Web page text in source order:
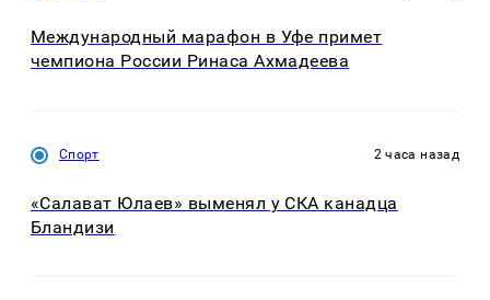
Международный марафон в Уфе примет
чемпиона России Ринаса Ахмадеева
Спорт 2 часа назад
«Салават Юлаев» выменял у СКА канадца
Бландизи